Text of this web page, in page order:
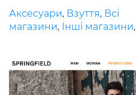
Аксесуари, Взуття, Всі
магазини, Інші магазини,